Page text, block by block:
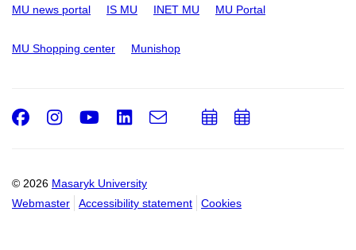
MU news portal IS MU INET MU MU Portal
MU Shopping center Munishop
© 2026 Masaryk University
Webmaster
Accessibility statement Cookies
Facebook
Instagram
Youtube
LinkedIn
e-
Email
AddAdd